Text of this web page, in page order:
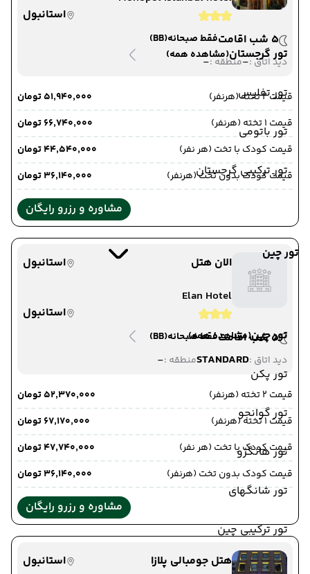
تور گرجستان(مشاهده همه)
تور تفلیس
تور باتومی
تور ترکیبی گرجستان
تور چین
تور چین(مشاهده همه)
تور پکن
تور گوانجو
تور هانگژو
تور شانگهای
تور ترکیبی چین
استانبول
5 شب اقامت
فقط صبحانه(BB)
دید اتاق :-منطقه :-
قیمت 2 تخته (هرنفر)
۵۱٬۹۴۰٬۰۰۰ تومان
قیمت 1 تخته (هرنفر)
۶۶٬۷۴۰٬۰۰۰ تومان
قیمت کودک با تخت (هر نفر)
۴۴٬۵۴۰٬۰۰۰ تومان
قیمت کودک بدون تخت (هرنفر)
۳۶٬۱۴۰٬۰۰۰ تومان
مشاوره و رزرو رایگان
الان هتل
استانبول
Elan Hotel
استانبول
5 شب اقامت
فقط صبحانه(BB)
دید اتاق :STANDARDمنطقه :-
قیمت 2 تخته (هرنفر)
۵۲٬۳۷۰٬۰۰۰ تومان
قیمت 1 تخته (هرنفر)
۶۷٬۱۷۰٬۰۰۰ تومان
قیمت کودک با تخت (هر نفر)
۴۷٬۷۴۰٬۰۰۰ تومان
قیمت کودک بدون تخت (هرنفر)
۳۶٬۱۴۰٬۰۰۰ تومان
مشاوره و رزرو رایگان
هتل جومبالی پلازا
استانبول